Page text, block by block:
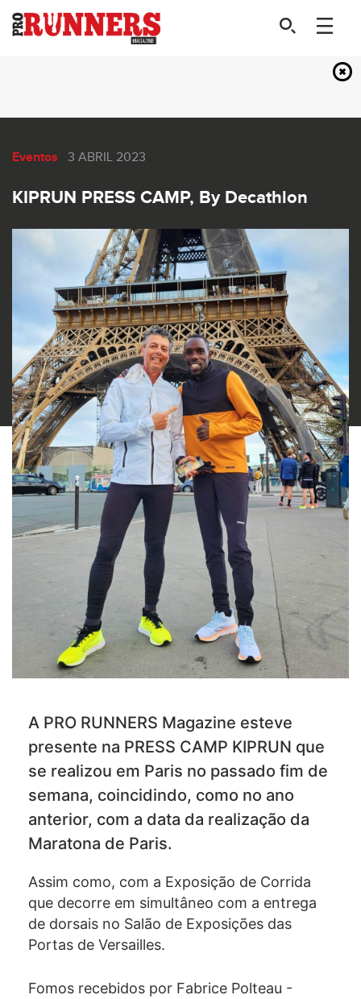
Eventos 3 ABRIL 2023
KIPRUN PRESS CAMP, By Decathlon
A PRO RUNNERS Magazine esteve
presente na PRESS CAMP KIPRUN que
se realizou em Paris no passado fim de
semana, coincidindo, como no ano
anterior, com a data da realização da
Maratona de Paris.
Assim como, com a Exposição de Corrida
que decorre em simultâneo com a entrega
de dorsais no Salão de Exposições das
Portas de Versailles.
Fomos recebidos por Fabrice Polteau -